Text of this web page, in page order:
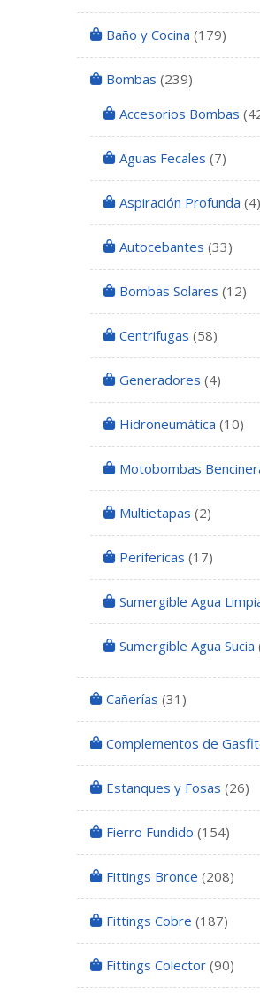
Baño y Cocina (179)
Bombas (239)
Accesorios Bombas
Aguas Fecales (7)
Aspiración Profunda (4)
Autocebantes (33)
Bombas Solares (12)
Centrifugas (58)
Generadores (4)
Hidroneumática (10)
Motobombas
Multietapas (2)
Perifericas (17)
Sumergible Agua
Sumergible Agua Sucia
Cañerías (31)
Complementos de
Estanques y Fosas (26)
Fierro Fundido (154)
Fittings Bronce (208)
Fittings Cobre (187)
Fittings Colector (90)